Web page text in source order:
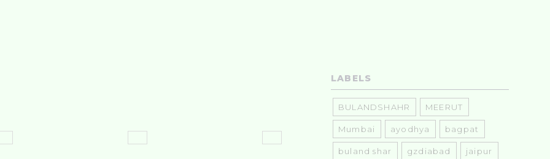
LABELS
BULANDSHAHR MEERUT
Mumbai ayodhya bagpat
buland shar gzdiabad jaipur